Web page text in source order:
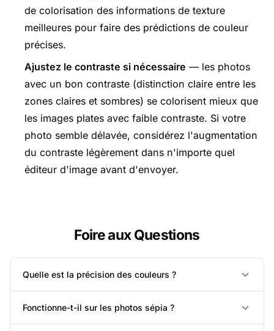
de colorisation des informations de texture
meilleures pour faire des prédictions de couleur
précises.
Ajustez le contraste si nécessaire — les photos
avec un bon contraste (distinction claire entre les
zones claires et sombres) se colorisent mieux que
les images plates avec faible contraste. Si votre
photo semble délavée, considérez l'augmentation
du contraste légèrement dans n'importe quel
éditeur d'image avant d'envoyer.
Foire aux Questions
Quelle est la précision des couleurs ?
Fonctionne-t-il sur les photos sépia ?